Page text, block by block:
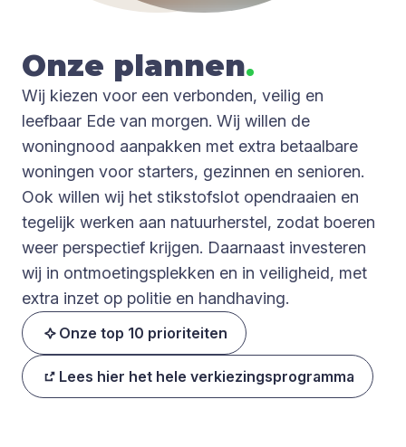
Onze plan­nen.
Wij kiezen voor een verbonden, veilig en
leefbaar Ede van morgen. Wij willen de
woningnood aanpakken met extra betaalbare
woningen voor starters, gezinnen en senioren.
Ook willen wij het stikstofslot opendraaien en
tegelijk werken aan natuurherstel, zodat boeren
weer perspectief krijgen. Daarnaast investeren
wij in ontmoetingsplekken en in veiligheid, met
extra inzet op politie en handhaving.
Onze top 10 prioriteiten
Lees hier het hele verkiezingsprogramma